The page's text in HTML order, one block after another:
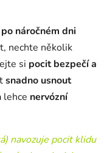
po náročném dni
nechte několik
si pocit bezpečí a
snadno usnout
lehce nervózní
navozuje pocit klidu